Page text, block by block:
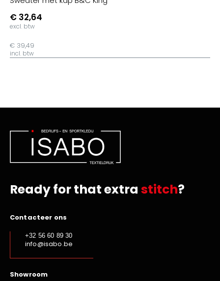
€ 32,64
excl. btw
€ 39,49
incl. btw
Ready for that extra stitch?
Contacteer ons
+32 56 60 89 30
info@isabo.be
Showroom